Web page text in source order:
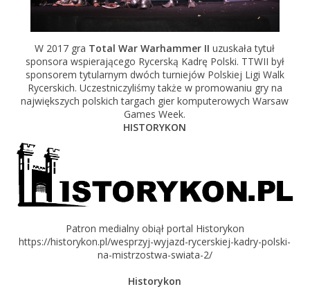
W 2017 gra Total War Warhammer II uzuskała tytuł
sponsora wspierającego Rycerską Kadrę Polski. TTWII był
sponsorem tytularnym dwóch turniejów Polskiej Ligi Walk
Rycerskich. Uczestniczyliśmy także w promowaniu gry na
największych polskich targach gier komputerowych Warsaw
Games Week.
HISTORYKON
Patron medialny obiął portal Historykon
https://historykon.pl/wesprzyj-wyjazd-rycerskiej-kadry-polski-
na-mistrzostwa-swiata-2/
Historykon